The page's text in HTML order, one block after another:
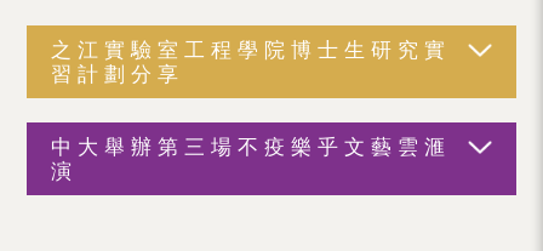
之江實驗室工程學院博士生研究實
習計劃分享
中大舉辦第三場不疫樂乎文藝雲滙
演